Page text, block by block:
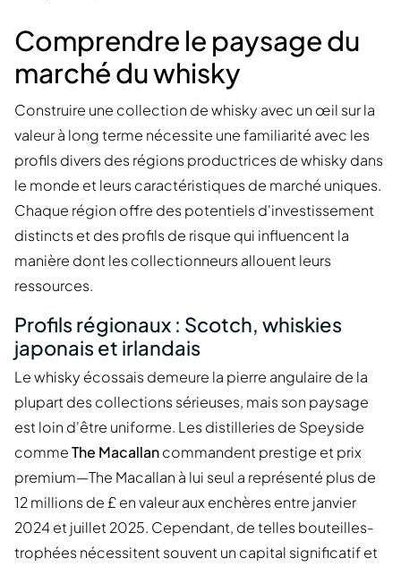
Comprendre le paysage du
marché du whisky
Construire une collection de whisky avec un œil sur la
valeur à long terme nécessite une familiarité avec les
profils divers des régions productrices de whisky dans
le monde et leurs caractéristiques de marché uniques.
Chaque région offre des potentiels d'investissement
distincts et des profils de risque qui influencent la
manière dont les collectionneurs allouent leurs
ressources.
Profils régionaux : Scotch, whiskies
japonais et irlandais
Le whisky écossais demeure la pierre angulaire de la
plupart des collections sérieuses, mais son paysage
est loin d'être uniforme. Les distilleries de Speyside
commeThe Macallancommandent prestige et prix
premium—The Macallan à lui seul a représenté plus de
12 millions de £ en valeur aux enchères entre janvier
2024 et juillet 2025. Cependant, de telles bouteilles-
trophées nécessitent souvent un capital significatif et